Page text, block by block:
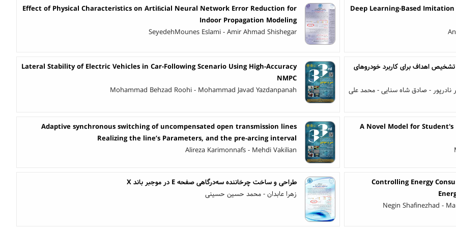
Deep Learning-Based
Effect of Physical Characteristics on Artiﬁcial Neural Network Error Reduction for
Indoor Propagation Modeling
SeyedehMounes Eslami - Amir Ahmad Shishegar
تشخیص اهداف برای کاربرد خودروهای
- صادق شاه سنایی - محمد علی
Lateral Stability of Electric Vehicles in Car-Following Scenario Using High-Accuracy
NMPC
Mohammad Behzad Roohi - Mohammad Javad Yazdanpanah
A Novel Model for
Adaptive synchronous switching of uncompensated open transmission lines
Realizing the line’s Parameters, and the pre-arcing interval
Alireza Karimonnafs - Mehdi Vakilian
Controlling Energy
Negin Shafinezhad -
طراحی و ساخت چرخاننده سه‌درگاهی صفحه E در موجبر باند X
زهرا عابدان - محمد حسین حسینی